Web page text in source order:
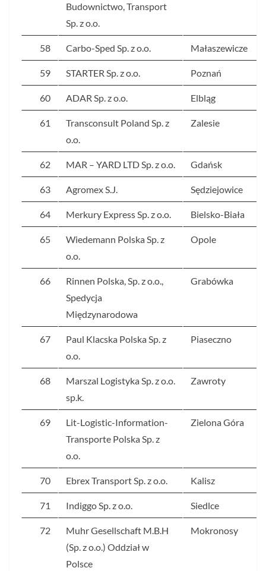
Budownictwo, Transport
Sp. z o.o.
58 Carbo-Sped Sp. z o.o. Małaszewicze
59 STARTER Sp. z o.o. Poznań
60 ADAR Sp. z o.o. Elbląg
61
Transconsult Poland Sp. z
o.o.
Zalesie
62 MAR – YARD LTD Sp. z o.o. Gdańsk
63 Agromex S.J. Sędziejowice
64 Merkury Express Sp. z o.o. Bielsko-Biała
65
Wiedemann Polska Sp. z
o.o.
Opole
66
Rinnen Polska, Sp. z o.o.,
Spedycja
Międzynarodowa
Grabówka
67
Paul Klacska Polska Sp. z
o.o.
Piaseczno
68
Marszal Logistyka Sp. z o.o.
sp.k.
Zawroty
69
Lit-Logistic-Information-
Transporte Polska Sp. z
o.o.
Zielona Góra
70 Ebrex Transport Sp. z o.o. Kalisz
71 Indiggo Sp. z o.o. Siedlce
72
Muhr Gesellschaft M.B.H
(Sp. z o.o.) Oddział w
Polsce
Mokronosy